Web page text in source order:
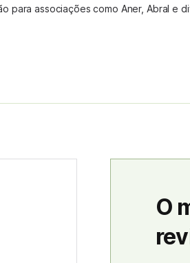
para associações como Aner, Abral e
O